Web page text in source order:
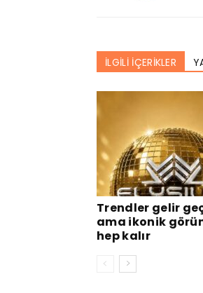
İLGİLİ İÇERİKLER
Trendler gelir
ama ikonik
hep kalır